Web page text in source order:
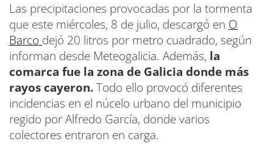
Las precipitaciones provocadas por la tormenta
que este miércoles, 8 de julio, descargó en O
Barco dejó 20 litros por metro cuadrado, según
informan desde Meteogalicia. Además, la
comarca fue la zona de Galicia donde más
rayos cayeron.Todo ello provocó diferentes
incidencias en el núcelo urbano del municipio
regido por Alfredo García, donde varios
colectores entraron en carga.